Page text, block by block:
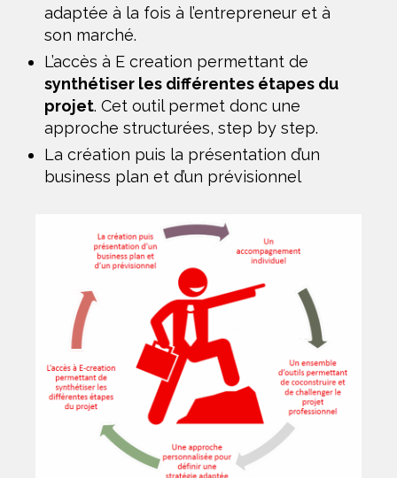
adaptée à la fois à l’entrepreneur et à
son marché.
L’accès à E creation permettant de
synthétiser les différentes étapes du
projet. Cet outil permet donc une
approche structurées, step by step.
La création puis la présentation d’un
business plan et d’un prévisionnel